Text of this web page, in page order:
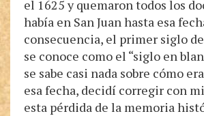
el 1625 y quemaron todos los
había en San Juan hasta esa
consecuencia, el primer siglo
se conoce como el “siglo en
se sabe casi nada sobre cómo
esa fecha, decidí corregir con
esta pérdida de la memoria